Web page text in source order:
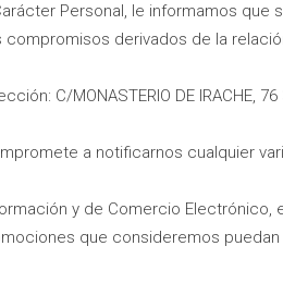
Personal, le informamos que
compromisos derivados de la
C/MONASTERIO DE IRACHE, 76
a notificarnos cualquier
y de Comercio Electrónico,
que consideremos